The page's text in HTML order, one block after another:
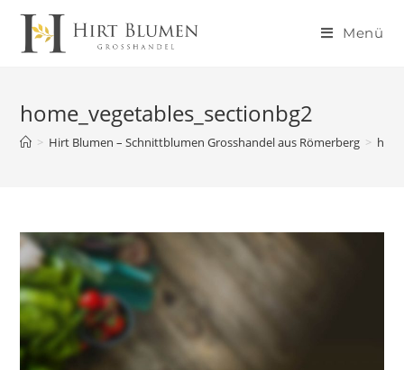
Menü
home_vegetables_sectionbg2
> Hirt Blumen – Schnittblumen Grosshandel aus Römerberg >